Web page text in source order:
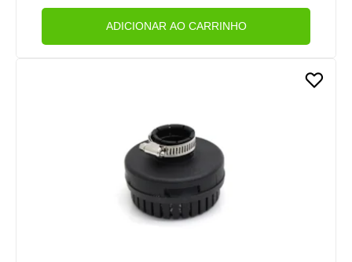
ADICIONAR AO CARRINHO